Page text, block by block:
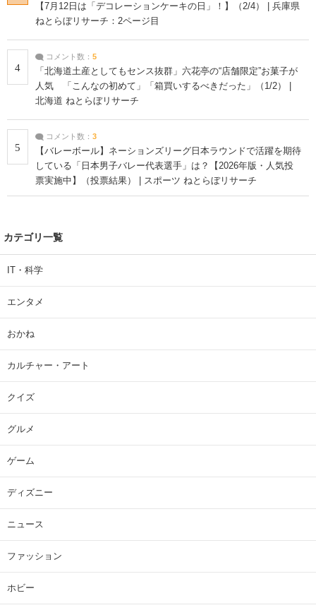
【7月12日は「デコレーションケーキの日」！】（2/4） | 兵庫県
ねとらぼリサーチ：2ページ目
4
コメント数： 5
「北海道土産としてもセンス抜群」六花亭の“店舗限定”お菓子が
人気 「こんなの初めて」「箱買いするべきだった」（1/2） |
北海道 ねとらぼリサーチ
5
コメント数： 3
【バレーボール】ネーションズリーグ日本ラウンドで活躍を期待
している「日本男子バレー代表選手」は？【2026年版・人気投
票実施中】（投票結果） | スポーツ ねとらぼリサーチ
カテゴリ一覧
IT・科学
エンタメ
おかね
カルチャー・アート
クイズ
グルメ
ゲーム
ディズニー
ニュース
ファッション
ホビー